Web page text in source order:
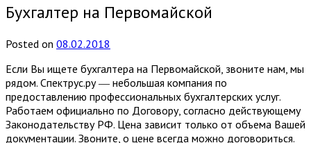
Бухгалтер на Первомайской
Posted on 08.02.2018
Если Вы ищете бухгалтера на Первомайской, звоните нам, мы
рядом. Спектрус.ру ― небольшая компания по
предоставлению профессиональных бухгалтерских услуг.
Работаем официально по Договору, согласно действующему
Законодательству РФ. Цена зависит только от объема Вашей
документации. Звоните, о цене всегда можно договориться.